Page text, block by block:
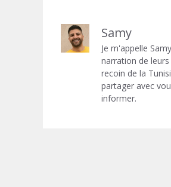
Samy
Je m'appelle
narration de
recoin de la
partager avec
informer.